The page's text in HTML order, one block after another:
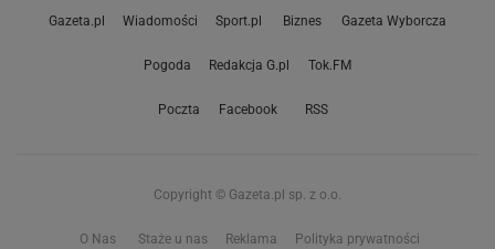
Gazeta.pl Wiadomości Sport.pl Biznes Gazeta Wyborcza
Pogoda Redakcja G.pl Tok.FM
Poczta Facebook RSS
Copyright © Gazeta.pl sp. z o.o.
O Nas Staże u nas Reklama Polityka prywatności